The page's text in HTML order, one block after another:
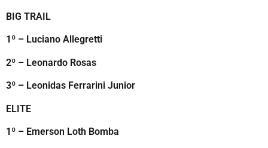
BIG TRAIL
1º – Luciano Allegretti
2º – Leonardo Rosas
3º – Leonidas Ferrarini Junior
ELITE
1º – Emerson Loth Bomba